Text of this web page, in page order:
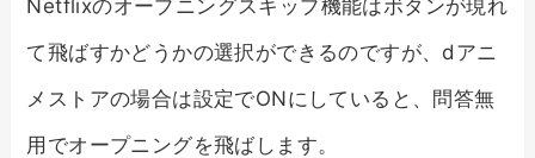
Netflixのオープニングスキップ機能はボタンが現れ
て飛ばすかどうかの選択ができるのですが、dアニ
メストアの場合は設定でONにしていると、問答無
用でオープニングを飛ばします。